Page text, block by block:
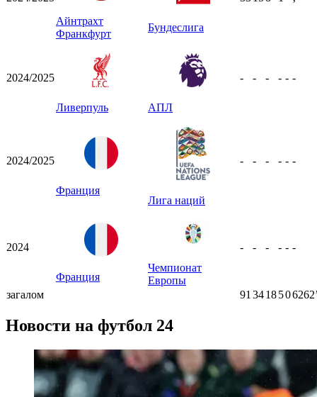
Айнтрахт
Франкфурт
Бундеслига
ʼ
2024/2025
Ливерпуль АПЛ
- - - - - -
2024/2025
Франция
Лига наций
- - - - - -
2024
Франция
Чемпионат
Европы
- - - - - -
загалом 91 341850
Новости на футбол 24